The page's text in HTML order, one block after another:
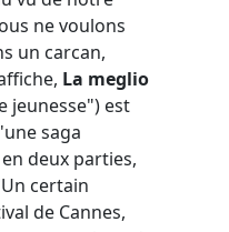
ne voulons
un carcan,
La meglio
jeunesse") est
saga
deux parties,
certain
de Cannes,